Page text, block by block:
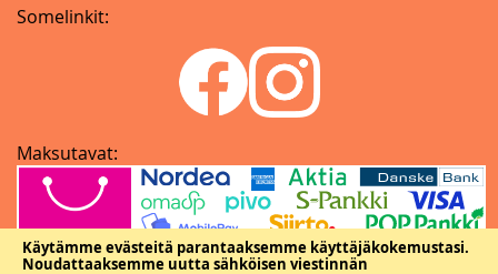
Käytämme evästeitä parantaaksemme käyttäjäkokemustasi.
Noudattaaksemme uutta sähköisen viestinnän
Somelinkit:
Maksutavat: